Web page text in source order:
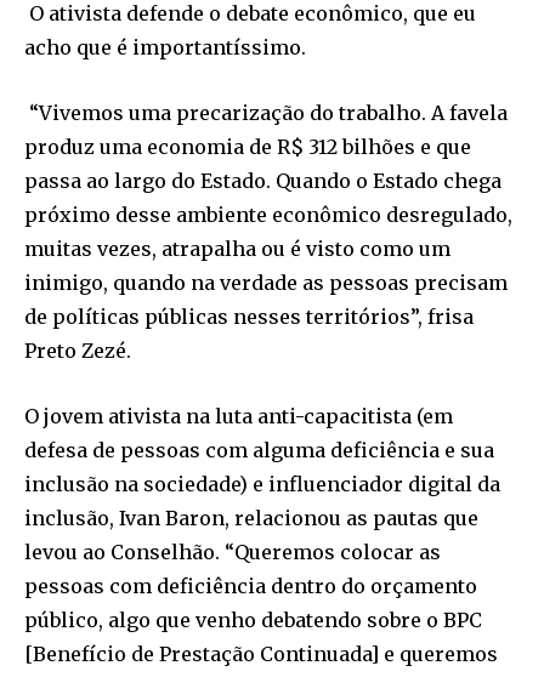
O ativista defende o debate econômico, que eu
acho que é importantíssimo.
“Vivemos uma precarização do trabalho. A favela
produz uma economia de R$ 312 bilhões e que
passa ao largo do Estado. Quando o Estado chega
próximo desse ambiente econômico desregulado,
muitas vezes, atrapalha ou é visto como um
inimigo, quando na verdade as pessoas precisam
de políticas públicas nesses territórios”, frisa
Preto Zezé.
O jovem ativista na luta anti-capacitista (em
defesa de pessoas com alguma deficiência e sua
inclusão na sociedade) e influenciador digital da
inclusão, Ivan Baron, relacionou as pautas que
levou ao Conselhão. “Queremos colocar as
pessoas com deficiência dentro do orçamento
público, algo que venho debatendo sobre o BPC
[Benefício de Prestação Continuada] e queremos